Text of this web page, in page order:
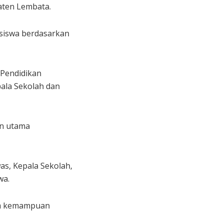
Lembata.
berdasarkan
Sekolah dan
utama
Kepala Sekolah,